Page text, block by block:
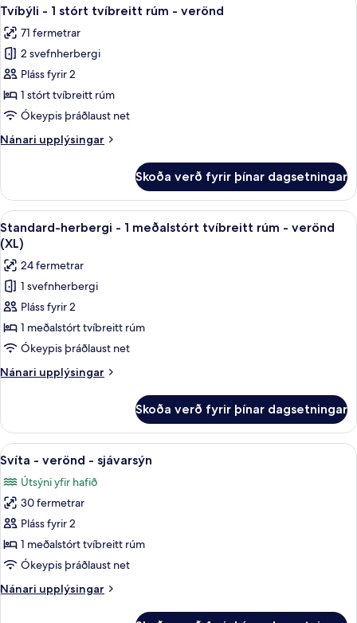
verönd
1
tvíbreitt
rúm
verönd
allar
myndir
fyrir
Tvíbýli
-
1
tvíbreitt
verönd
11
Tvíbýli - 1 stórt tvíbreitt rúm - verönd
71 fermetrar
2 svefnherbergi
Pláss fyrir 2
1 stórt tvíbreitt rúm
Ókeypis þráðlaust net
Nánari upplýsingar
Nánari
-
stórt
tvíbreitt
rúm
verönd
Skoða verð fyrir þínar dagsetningar
Skoða
allar
myndir
fyrir
Standard-
herbergi
-
1
meðalstórt
tvíbreitt
-
verönd
(XL)
Standard-herbergi - 1 meðalstórt
8
Standard-herbergi - 1 meðalstórt tvíbreitt rúm - verönd
(XL)
24 fermetrar
1 svefnherbergi
Pláss fyrir 2
1 meðalstórt tvíbreitt rúm
Ókeypis þráðlaust net
Nánari upplýsingar
Nánari
herbergi
1
tvíbreitt
rúm
verönd
(XL)
Skoða verð fyrir þínar dagsetningar
Skoða
allar
myndir
fyrir
Svíta
-
verönd
sjávarsýn
Svíta - verönd - sjávarsýn |
11
Svíta - verönd - sjávarsýn
Útsýni yfir hafið
30 fermetrar
Pláss fyrir 2
1 meðalstórt tvíbreitt rúm
Ókeypis þráðlaust net
Nánari upplýsingar
Nánari